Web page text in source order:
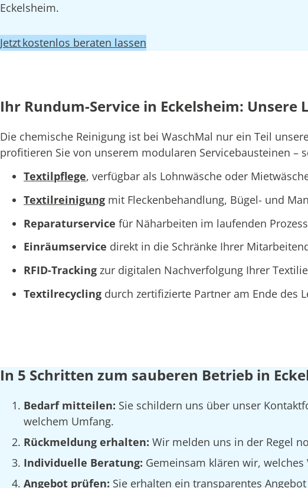
Eckelsheim.
Jetzt kostenlos beraten lassen
Ihr Rundum-Service in Eckelsheim: Unsere
Die chemische Reinigung ist bei WaschMal nur ein Teil
profitieren Sie von unserem modularen Servicebausteinen –
Textilpflege, verfügbar als Lohnwäsche oder
Textilreinigung mit Fleckenbehandlung, Bügel- und
Reparaturservice für Näharbeiten im laufenden Prozess
Einräumservice direkt in die Schränke Ihrer
RFID-Tracking zur digitalen Nachverfolgung Ihrer
Textilrecycling durch zertifizierte Partner am Ende des
In 5 Schritten zum sauberen Betrieb in
Bedarf mitteilen: Sie schildern uns über unser
welchem Umfang.
Rückmeldung erhalten: Wir melden uns in der Regel
Individuelle Beratung: Gemeinsam klären wir,
Angebot prüfen: Sie erhalten ein transparentes